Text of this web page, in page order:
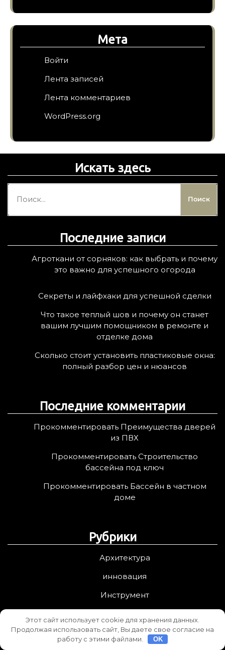
Мета
Войти
Лента записей
Лента комментариев
WordPress.org
Искать здесь
й
Последние записи
Агроткани от сорняков: как выбрать и почему
это важно для успешного огорода
Секреты и лайфхаки для успешной сделки
Что такое теплый шов и почему он станет
вашим лучшим помощником в ремонте и
отделке дома
Сколько стоит установить пластиковые окна:
полный разбор цен и нюансов
Последние комментарии
Прокомментировать Преимущества дверей
из ПВХ
Прокомментировать Строительство
бассейна под ключ
Прокомментировать Бассейн в частном
доме
Рубрики
Архитектура
инновация
Инструмент
Ландшафт дизайн
Этот сайт использует cookie для хранения данных.
Продолжая использовать сайт, Вы даете свое согласие на
работу с этими файлами.
OK